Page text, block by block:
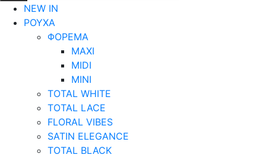
NEW IN
ΡΟΥΧΑ
ΦΟΡΕΜΑ
MAXI
MIDI
MINI
TOTAL WHITE
TOTAL LACE
FLORAL VIBES
SATIN ELEGANCE
TOTAL BLACK